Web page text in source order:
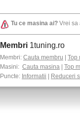
Tu ce masina ai? Vrei sa
Membri 1tuning.ro
Membri: Cauta membru
Top
Masini: Cauta masina Top
Puncte: Informatii Reduceri